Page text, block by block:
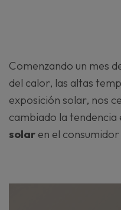
Comenzando un mes
del calor, las altas
exposición solar, nos
cambiado la tendencia
solar en el